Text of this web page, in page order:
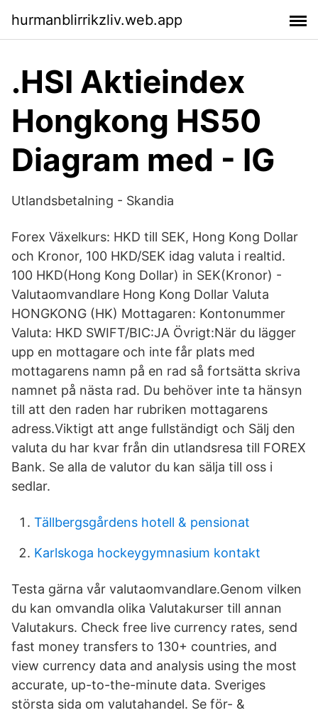
hurmanblirrikzliv.web.app
.HSI Aktieindex
Hongkong HS50
Diagram med - IG
Utlandsbetalning - Skandia
Forex Växelkurs: HKD till SEK, Hong Kong Dollar
och Kronor, 100 HKD/SEK idag valuta i realtid.
100 HKD(Hong Kong Dollar) in SEK(Kronor) -
Valutaomvandlare Hong Kong Dollar Valuta
HONGKONG (HK) Mottagaren: Kontonummer
Valuta: HKD SWIFT/BIC:JA Övrigt:När du lägger
upp en mottagare och inte får plats med
mottagarens namn på en rad så fortsätta skriva
namnet på nästa rad. Du behöver inte ta hänsyn
till att den raden har rubriken mottagarens
adress.Viktigt att ange fullständigt och Sälj den
valuta du har kvar från din utlandsresa till FOREX
Bank. Se alla de valutor du kan sälja till oss i
sedlar.
Tällbergsgårdens hotell & pensionat
Karlskoga hockeygymnasium kontakt
Testa gärna vår valutaomvandlare.Genom vilken
du kan omvandla olika Valutakurser till annan
Valutakurs. Check free live currency rates, send
fast money transfers to 130+ countries, and
view currency data and analysis using the most
accurate, up-to-the-minute data. Sveriges
största sida om valutahandel. Se för- &